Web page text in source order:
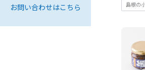
お問い合わせはこちら 島根の